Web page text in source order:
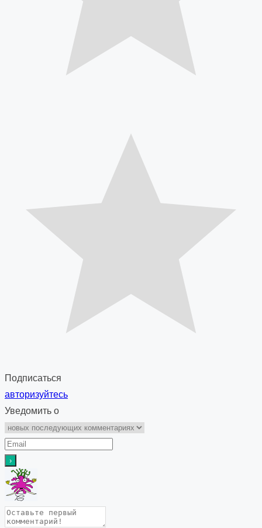
Подписаться
авторизуйтесь
Уведомить о